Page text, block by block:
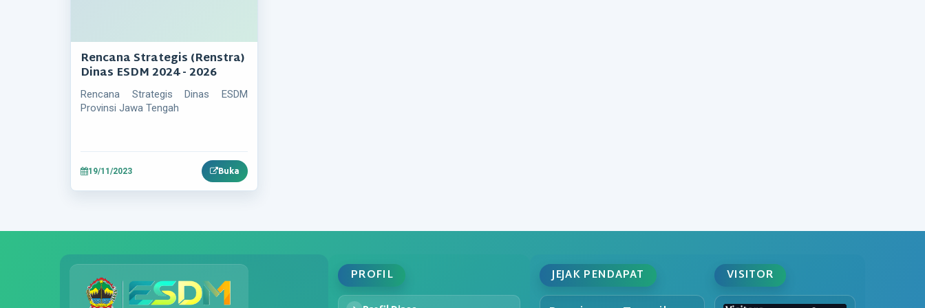
Rencana Strategis (Renstra)
Dinas ESDM 2024 - 2026
Rencana Strategis Dinas ESDM
Provinsi Jawa Tengah
19/11/2023 Buka
PROFIL JEJAK PENDAPAT VISITOR